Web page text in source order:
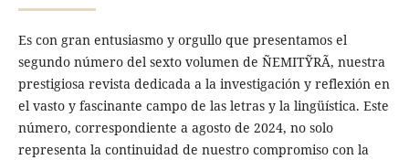
Es con gran entusiasmo y orgullo que presentamos el
segundo número del sexto volumen de ÑEMITỸRÃ, nuestra
prestigiosa revista dedicada a la investigación y reflexión en
el vasto y fascinante campo de las letras y la lingüística. Este
número, correspondiente a agosto de 2024, no solo
representa la continuidad de nuestro compromiso con la